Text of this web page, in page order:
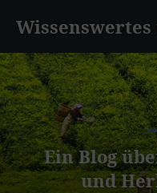
InhaltWissenswertes
Ein Blog
und